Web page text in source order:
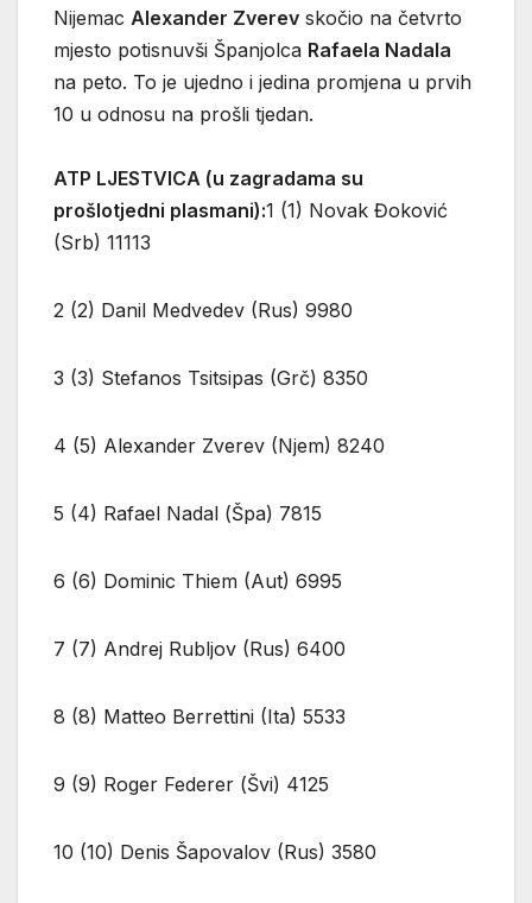
Nijemac Alexander Zverev skočio na četvrto
mjesto potisnuvši Španjolca Rafaela Nadala
na peto. To je ujedno i jedina promjena u prvih
10 u odnosu na prošli tjedan.
ATP LJESTVICA (u zagradama su
prošlotjedni plasmani):1 (1) Novak Đoković
(Srb) 11113
2 (2) Danil Medvedev (Rus) 9980
3 (3) Stefanos Tsitsipas (Grč) 8350
4 (5) Alexander Zverev (Njem) 8240
5 (4) Rafael Nadal (Špa) 7815
6 (6) Dominic Thiem (Aut) 6995
7 (7) Andrej Rubljov (Rus) 6400
8 (8) Matteo Berrettini (Ita) 5533
9 (9) Roger Federer (Švi) 4125
10 (10) Denis Šapovalov (Rus) 3580